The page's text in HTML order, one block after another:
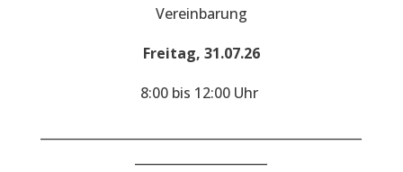
Vereinbarung
Freitag, 31.07.26
8:00 bis 12:00 Uhr